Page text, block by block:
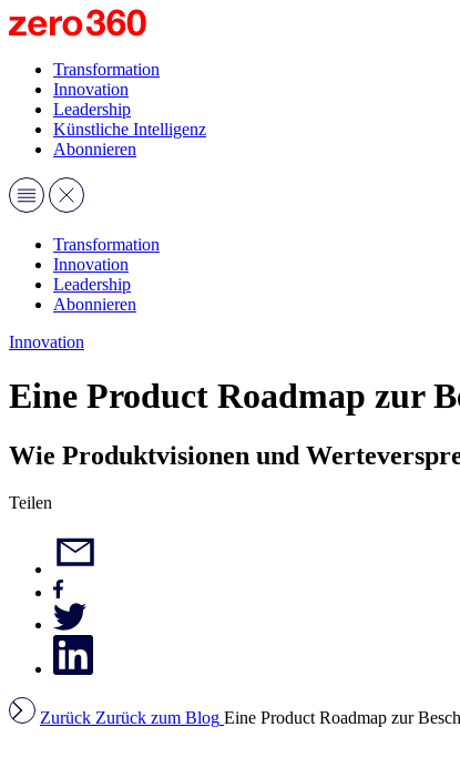
Transformation
Innovation
Leadership
Künstliche Intelligenz
Abonnieren
Transformation
Innovation
Leadership
Abonnieren
Innovation
Eine Product Roadmap zur
Wie Produktvisionen und
Teilen
Zurück Zurück zum Blog Eine Product Roadmap zur